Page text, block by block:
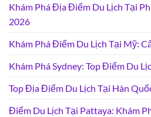
Khám Phá Địa Điểm Du Lịch Tại
2026
Khám Phá Điểm Du Lịch Tại Mỹ:
Khám Phá Sydney: Top Điểm Du
Top Địa Điểm Du Lịch Tại Hàn
Điểm Du Lịch Tại Pattaya: Khám